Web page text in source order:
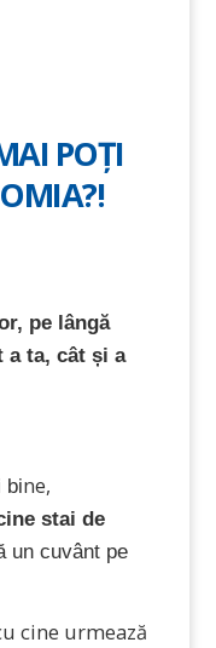
POȚI
pe lângă
a ta, cât și a
bine,
stai de
un cuvânt pe
cine urmează